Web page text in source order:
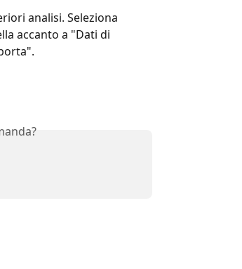
analisi. Seleziona
accanto a "Dati di